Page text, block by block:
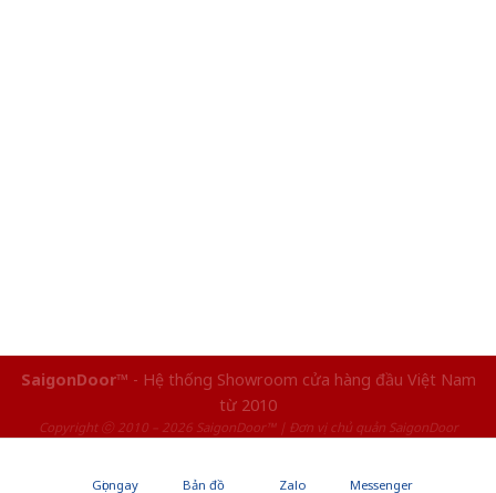
SaigonDoor™ - Hệ thống Showroom cửa hàng đầu Việt Nam
từ 2010
Copyright ⓒ 2010 – 2026 SaigonDoor™ | Đơn vị chủ quản SaigonDoor
Gọi ngay Bản đồ Zalo Messenger